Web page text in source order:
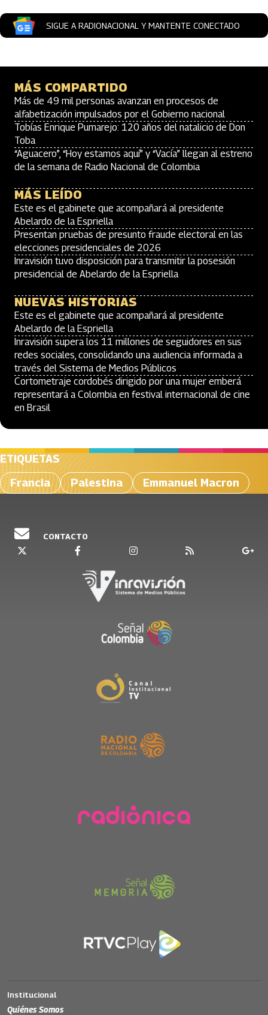
SIGUE A RADIONACIONAL Y MANTENTE CONECTADO
MÁS COMPARTIDO
Más de 49 mil personas avanzan en procesos de
alfabetización impulsados por el Gobierno nacional
Tobías Enrique Pumarejo: 120 años del natalicio de Don
Toba
“Aguacero”, “Hoy estamos aquí” y “Vacía” llegan al estreno
de la semana de Radio Nacional de Colombia
MÁS LEÍDO
Este es el gabinete que acompañará al presidente
Abelardo de la Espriella
Presentan pruebas de presunto fraude electoral en las
elecciones presidenciales de 2026
Inravisión tuvo disposición para transmitir la posesión
presidencial de Abelardo de la Espriella
NUEVAS HISTORIAS
Este es el gabinete que acompañará al presidente
Abelardo de la Espriella
Inravisión supera los 11 millones de seguidores en sus
redes sociales, consolidando una audiencia informada a
través del Sistema de Medios Públicos
Cortometraje cordobés dirigido por una mujer emberá
representará a Colombia en festival internacional de cine
en Brasil
ETIQUETAS
Francia
Palestina Emmanuel Macron
CONTACTO
Institucional
Quiénes Somos